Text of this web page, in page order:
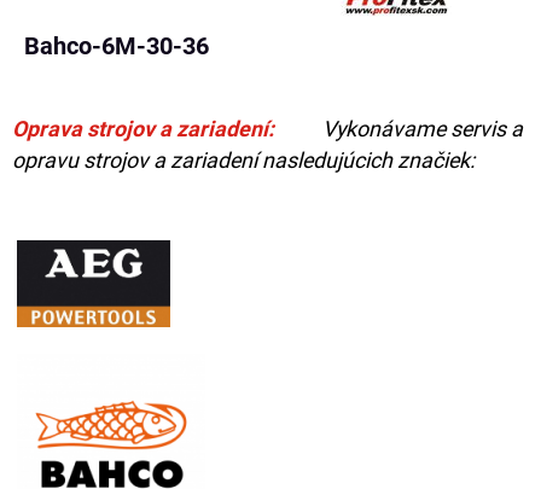
Bahco-6M-30-36
Oprava strojov a zariadení:
Vykonávame servis a
opravu strojov a zariadení nasledujúcich značiek: